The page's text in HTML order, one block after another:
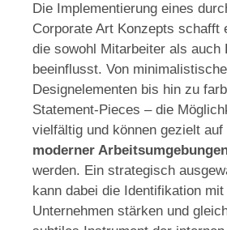
Die Implementierung eines
Corporate Art Konzepts schafft
die sowohl Mitarbeiter als auch
beeinflusst. Von
Designelementen bis hin zu
Statement-Pieces – die
vielfältig und können gezielt auf
moderner
werden. Ein strategisch
kann dabei die Identifikation mit
Unternehmen stärken und